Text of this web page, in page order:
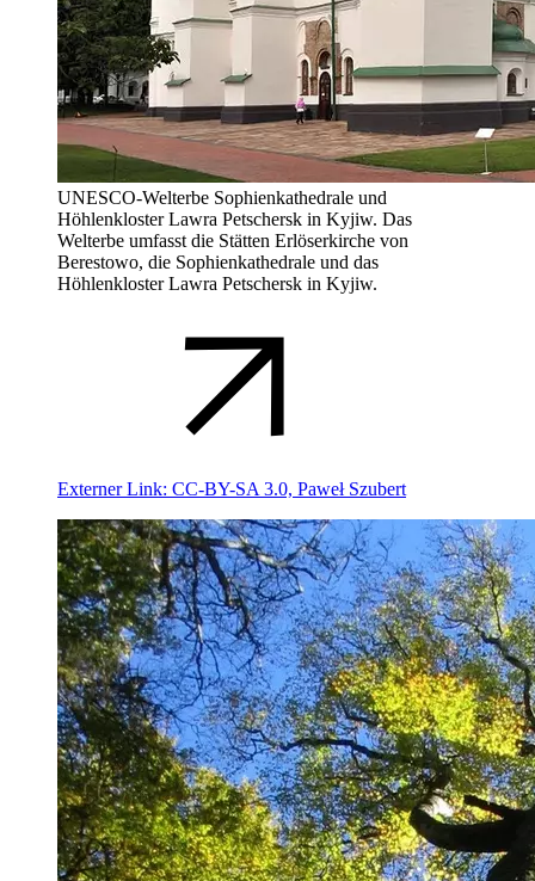
UNESCO-Welterbe Sophienkathedrale und
Höhlenkloster Lawra Petschersk in Kyjiw. Das
Welterbe umfasst die Stätten Erlöserkirche von
Berestowo, die Sophienkathedrale und das
Höhlenkloster Lawra Petschersk in Kyjiw.
Externer Link: CC-BY-SA 3.0, Paweł Szubert